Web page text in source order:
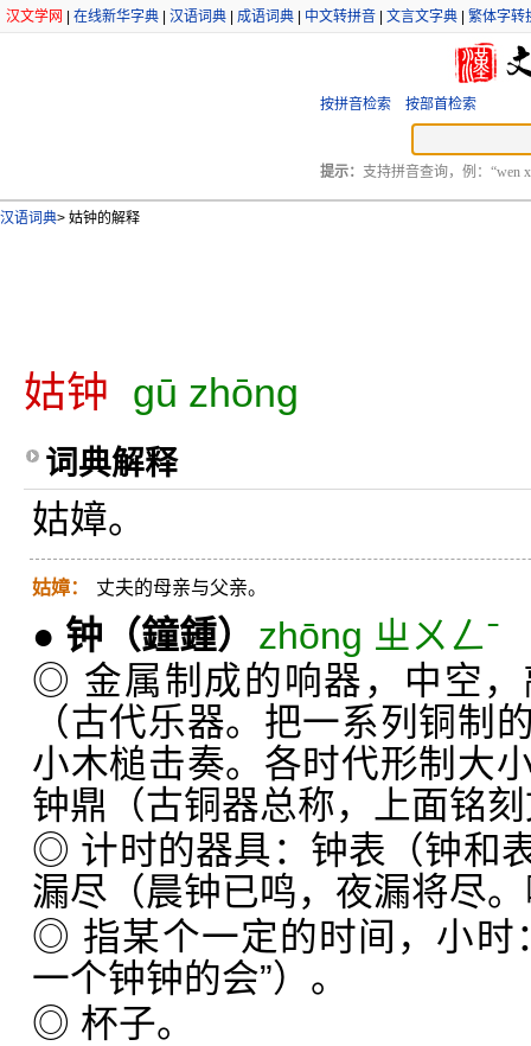
汉文学网 在线新华字典 汉语词典 成语词典 中文转拼音 文言文字典 繁体字转
按拼音检索 按部首检索
提示： 支持拼音查询，例：“wen
汉语词典> 姑钟的解释
姑钟 gū zhōng
词典解释
姑嫜。
姑嫜： 丈夫的母亲与父亲。
● 钟 （鐘鍾）
zhōng ㄓㄨㄥˉ
◎ 金属制成的响器，中空
（古代乐器。把一系列铜制
小木槌击奏。各时代形制大
钟鼎（古铜器总称，上面铭
◎ 计时的器具：钟表（钟和
漏尽（晨钟已鸣，夜漏将尽
◎ 指某个一定的时间，小时
一个钟钟的会”）。
◎ 杯子。